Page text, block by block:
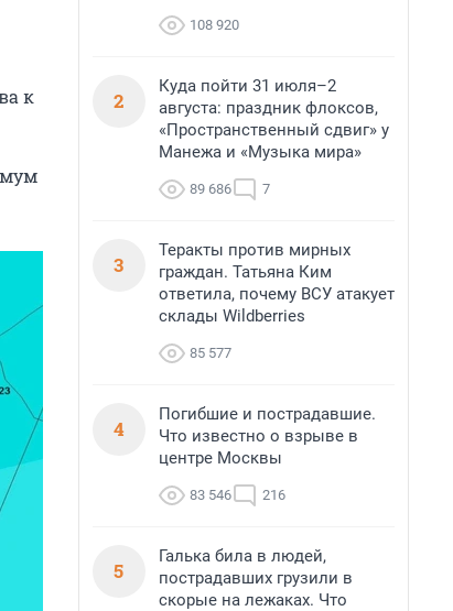
к
108 920
2
Куда пойти 31 июля–2
августа: праздник флоксов,
«Пространственный сдвиг» у
Манежа и «Музыка мира»
89 686 7
3
Теракты против мирных
граждан. Татьяна Ким
ответила, почему ВСУ атакует
склады Wildberries
85 577
4
Погибшие и пострадавшие.
Что известно о взрыве в
центре Москвы
83 546 216
5
Галька била в людей,
пострадавших грузили в
скорые на лежаках. Что